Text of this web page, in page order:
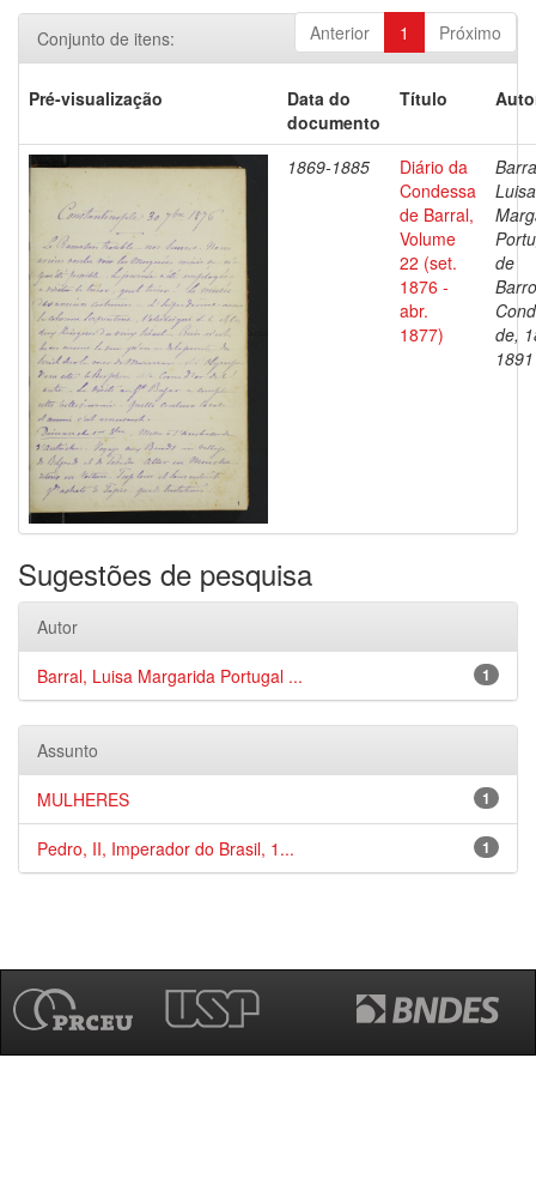
Anterior 1 Próximo
Conjunto de itens:
Pré-visualização
Data do
documento
Título
1869-1885
Diário da
Condessa
de Barral,
Volume
22 (set.
1876 -
abr.
1877)
Luisa
de
de,
1891
Sugestões de pesquisa
Autor
1
Barral, Luisa Margarida Portugal ...
Assunto
1
MULHERES
1
Pedro, II, Imperador do Brasil, 1...